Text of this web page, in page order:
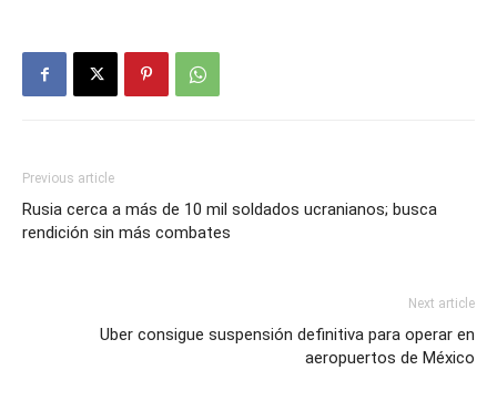
Previous article
Rusia cerca a más de 10 mil soldados ucranianos; busca
rendición sin más combates
Next article
Uber consigue suspensión definitiva para operar en
aeropuertos de México